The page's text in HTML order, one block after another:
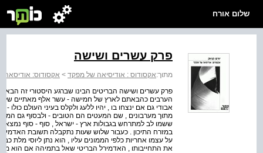
שלום אורח
פרק עשרים ושישה
מתוך:אקסודוס : אודיסיאה של מפקד > אקסודוס:
פרק עשרים ושישה הבריטים הבינו שברגע היסטורי זה
הערבים כהבאתם לארץ של חמישה - עשר אלף מאתיים
מתוך מערבונים , שם המעטים הם הטובים - ולבסוף גם
ששמו לב למתרחש בגבולות ארץ - ישראל , סוף - סוף
במזרח התיכון . כעבור שלוש שעות נתקבלה תשובת
על עצמו אחריות כלפי הממונים עליו , הוא נתן ליוסי מלת
את התחייבותו , האדמירל הבריטי שאל בתמיהה אם הוא